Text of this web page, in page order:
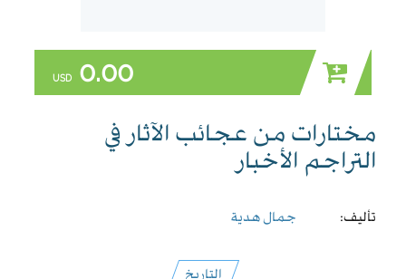
0.00
USD
مختارات من عجائب الآثار في
التراجم الأخبار
تأليف: جمال هدية